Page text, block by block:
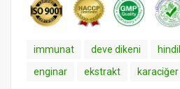
immunat deve dikeni
enginar
ekstrakt karaciğer